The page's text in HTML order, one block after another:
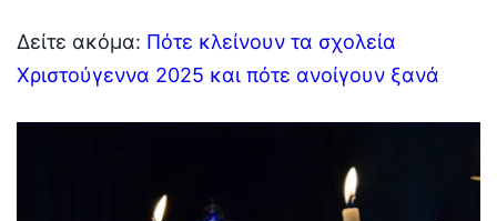
Δείτε ακόμα: Πότε κλείνουν τα σχολεία
Χριστούγεννα 2025 και πότε ανοίγουν ξανά